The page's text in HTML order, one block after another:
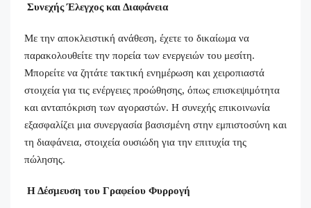
Συνεχής Έλεγχος και Διαφάνεια
Με την αποκλειστική ανάθεση, έχετε το δικαίωμα να
παρακολουθείτε την πορεία των ενεργειών του μεσίτη.
Μπορείτε να ζητάτε τακτική ενημέρωση και χειροπιαστά
στοιχεία για τις ενέργειες προώθησης, όπως επισκεψιμότητα
και ανταπόκριση των αγοραστών. Η συνεχής επικοινωνία
εξασφαλίζει μια συνεργασία βασισμένη στην εμπιστοσύνη και
τη διαφάνεια, στοιχεία ουσιώδη για την επιτυχία της
πώλησης.
Η Δέσμευση του Γραφείου Φυρρογή